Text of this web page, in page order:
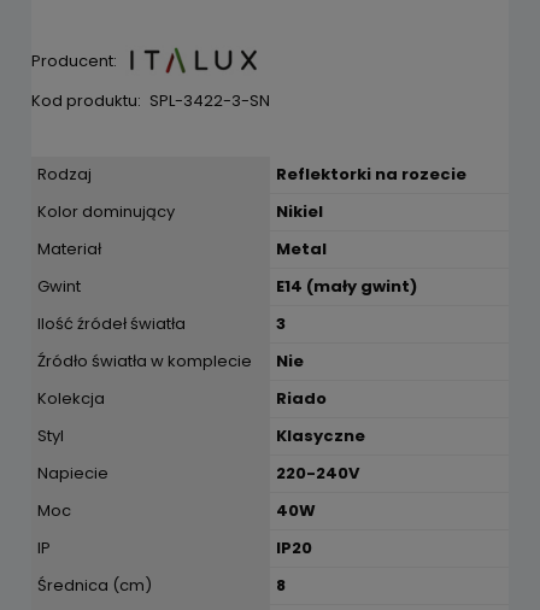
Producent:
Kod produktu: SPL-3422-3-SN
Rodzaj
Reflektorki na rozecie
Kolor dominujący
Nikiel
Materiał
Metal
Gwint
E14 (mały gwint)
Ilość źródeł światła
3
Źródło światła w komplecie
Nie
Kolekcja
Riado
Styl
Klasyczne
Napiecie
220-240V
Moc
40W
IP
IP20
Średnica (cm)
8